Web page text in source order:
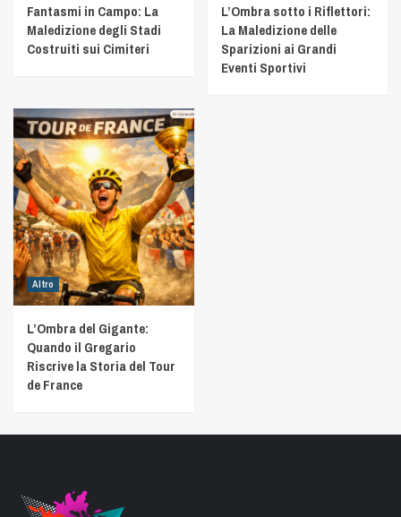
Fantasmi in Campo: La
Maledizione degli Stadi
Costruiti sui Cimiteri
L’Ombra sotto i Riflettori:
La Maledizione delle
Sparizioni ai Grandi
Eventi Sportivi
Altro
L’Ombra del Gigante:
Quando il Gregario
Riscrive la Storia del Tour
de France